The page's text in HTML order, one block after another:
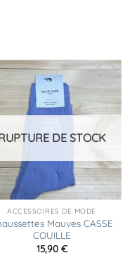
Ajouter
à la
liste
DE STOCK
ACCESSOIRES DE MODE
Mauves CASSE
COUILLE
15,90 €